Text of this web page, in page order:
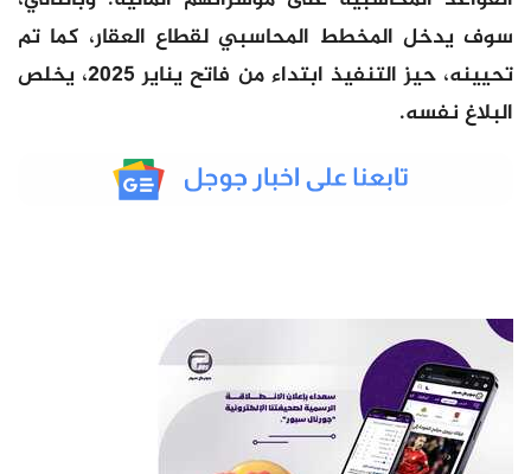
سوف يدخل المخطط المحاسبي لقطاع العقار، كما تم
تحيينه، حيز التنفيذ ابتداء من فاتح يناير 2025، يخلص
البلاغ نفسه.